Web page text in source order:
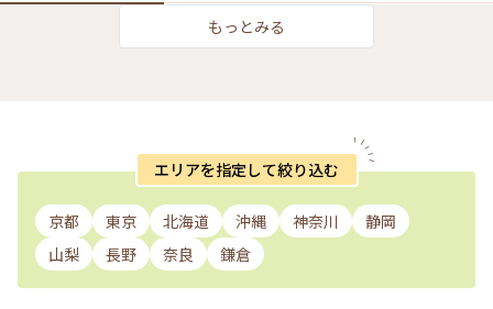
もっとみる
エリアを指定して絞り込む
京都 東京 北海道 沖縄 神奈川
静岡
山梨
長野 奈良 鎌倉